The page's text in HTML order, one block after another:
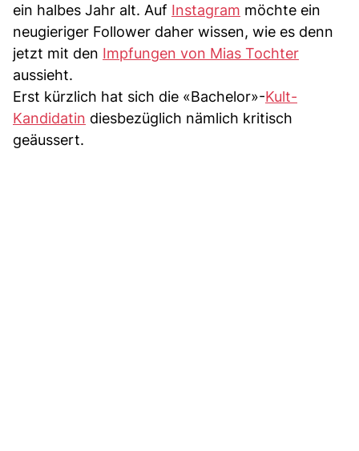
ein halbes Jahr alt. Auf Instagram möchte ein
neugieriger Follower daher wissen, wie es denn
jetzt mit den Impfungen von Mias Tochter
aussieht.
Erst kürzlich hat sich die «Bachelor»-Kult-
Kandidatin diesbezüglich nämlich kritisch
geäussert.